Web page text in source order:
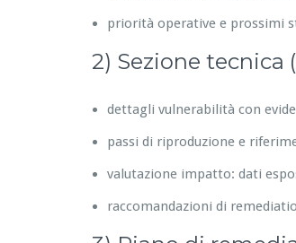
priorità operative e prossimi
2) Sezione tecnica
dettagli vulnerabilità con
passi di riproduzione e
valutazione impatto: dati
raccomandazioni di